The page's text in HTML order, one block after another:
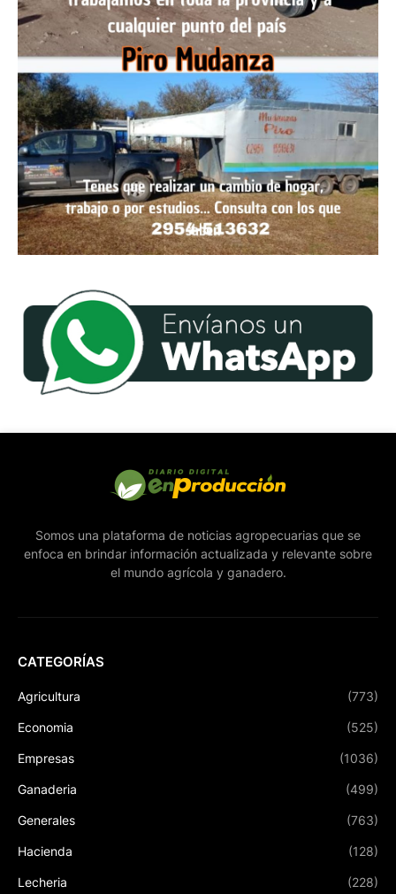
Somos una plataforma de noticias agropecuarias que se
enfoca en brindar información actualizada y relevante sobre
el mundo agrícola y ganadero.
CATEGORÍAS
Agricultura (773)
Economia (525)
Empresas (1036)
Ganaderia (499)
Generales (763)
Hacienda (128)
Lecheria (228)